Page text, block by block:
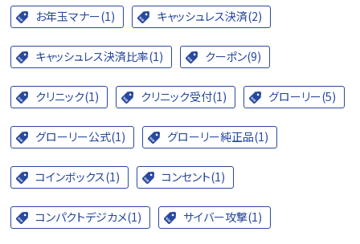
お年玉マナー(1) キャッシュレス決済(2)
キャッシュレス決済比率(1) クーポン(9)
クリニック(1) クリニック受付(1) グローリー(5)
グローリー公式(1) グローリー純正品(1)
コインボックス(1) コンセント(1)
コンパクトデジカメ(1) サイバー攻撃(1)